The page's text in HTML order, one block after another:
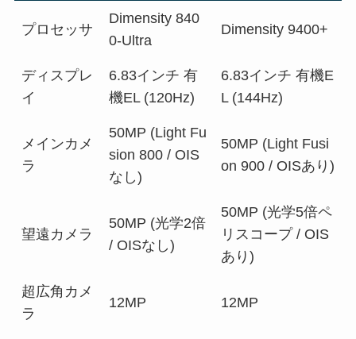
プロセッサ
Dimensity 840
0-Ultra
Dimensity 9400+
ディスプレ
イ
6.83インチ 有
機EL (120Hz)
6.83インチ 有機E
L (144Hz)
メインカメ
ラ
50MP (Light Fu
sion 800 / OIS
なし)
50MP (Light Fusi
on 900 / OISあり)
望遠カメラ
50MP (光学2倍
/ OISなし)
50MP (光学5倍ペ
リスコープ / OIS
あり)
超広角カメ
ラ
12MP 12MP